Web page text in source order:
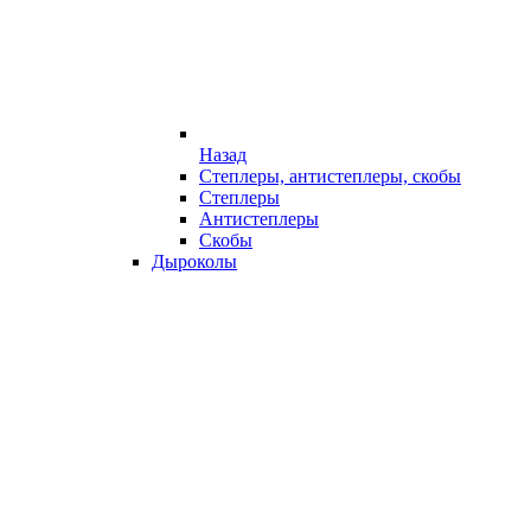
Назад
Степлеры, антистеплеры, скобы
Степлеры
Антистеплеры
Скобы
Дыроколы